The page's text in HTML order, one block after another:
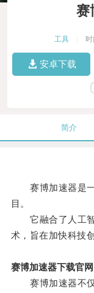
赛
工具
安卓下载
简介
赛博加速器是一
目。
它融合了人工智
术，旨在加快科技
赛博加速器下载官网
赛博加速器不仅